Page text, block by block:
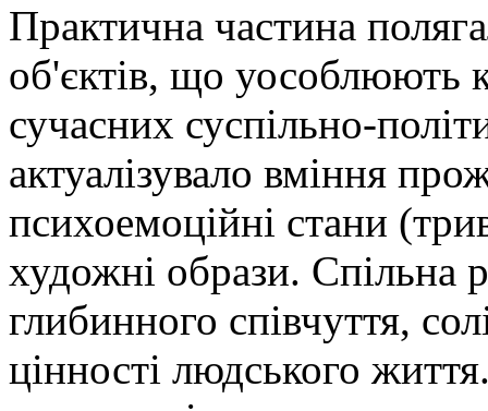
Практична частина
об'єктів, що уособлюють
сучасних суспільно-
актуалізувало вміння
психоемоційні стани
художні образи. Спільна
глибинного співчуття,
цінності людського